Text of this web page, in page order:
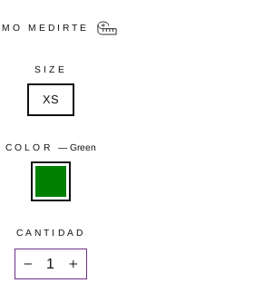
MEDIRTE
SIZE
XS
COLOR —Green
CANTIDAD
+